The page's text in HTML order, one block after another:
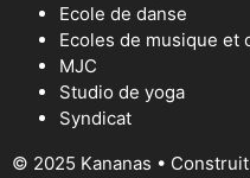
Ecole de danse
Ecoles de musique et
MJC
Studio de yoga
Syndicat
© 2025 Kananas •